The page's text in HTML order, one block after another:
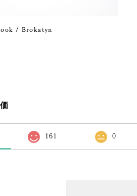
/ Brokatyn
161 0